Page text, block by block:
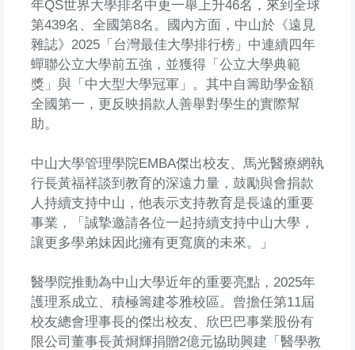
年QS世界大學排名中更一舉上升46名，來到全球
第439名、全國第8名。國內方面，中山於《遠見
雜誌》2025「台灣最佳大學排行榜」中連續四年
蟬聯公立大學前五強，並獲得「公立大學典範
獎」與「中大型大學冠軍」。其中自籌助學金額
全國第一，更反映捐款人善舉對學生的實際幫
助。
中山大學管理學院EMBA傑出校友、馬光醫療網執
行長黃福祥談到教育的深遠力量，鼓勵與會捐款
人持續支持中山，他表示支持教育是長遠的重要
事業，「誠摯邀請各位一起持續支持中山大學，
讓更多學弟妹因此擁有更寬廣的未來。」
醫學院推動為中山大學近年的重要亮點，2025年
護理系成立、積極籌建苓雅校區。曾擔任第11屆
校友總會理事長的傑出校友、欣巴巴事業股份有
限公司董事長黃烱輝捐贈2億元協助興建「醫學教